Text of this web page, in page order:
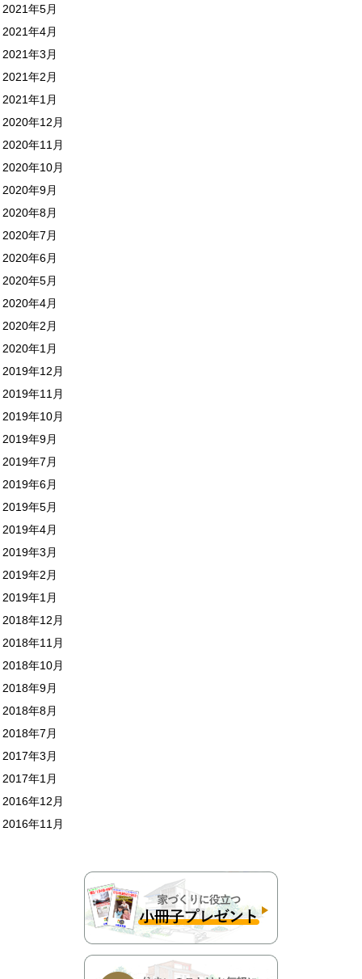
2021年5月
2021年4月
2021年3月
2021年2月
2021年1月
2020年12月
2020年11月
2020年10月
2020年9月
2020年8月
2020年7月
2020年6月
2020年5月
2020年4月
2020年2月
2020年1月
2019年12月
2019年11月
2019年10月
2019年9月
2019年7月
2019年6月
2019年5月
2019年4月
2019年3月
2019年2月
2019年1月
2018年12月
2018年11月
2018年10月
2018年9月
2018年8月
2018年7月
2017年3月
2017年1月
2016年12月
2016年11月